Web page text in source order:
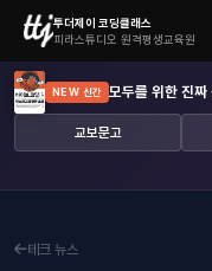
투더제이 코딩클래스
피라스튜디오 원격평생교육원
NEW 신간 모두를 위한 진짜
교보문고
테크 뉴스